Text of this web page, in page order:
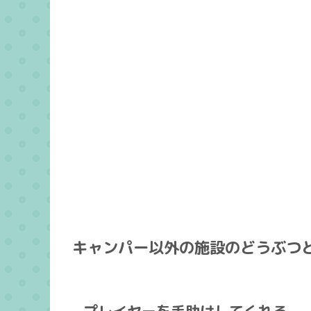
キャンパー以外の施設のどうぶつ